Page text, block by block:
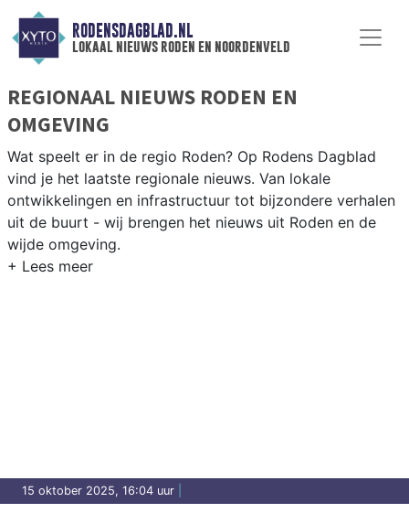
RODENSDAGBLAD.NL
lokaal nieuws roden en noordenveld
REGIONAAL NIEUWS RODEN EN
OMGEVING
Wat speelt er in de regio Roden? Op Rodens Dagblad
vind je het laatste regionale nieuws. Van lokale
ontwikkelingen en infrastructuur tot bijzondere verhalen
uit de buurt - wij brengen het nieuws uit Roden en de
wijde omgeving.
15 oktober 2025, 16:04 uur